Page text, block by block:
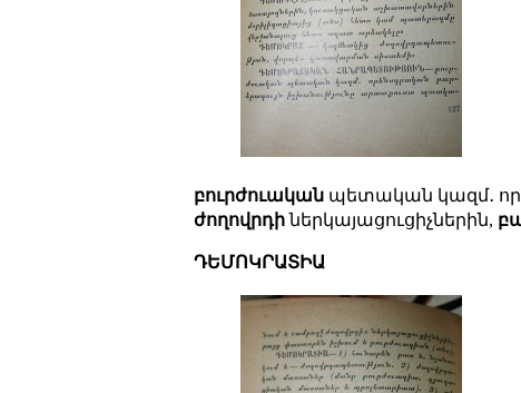
բուրժուական պետական կազմ․
ժողովրդիներկայացուցիչներին,
ԴԵՄՈԿՐԱՏԻԱ